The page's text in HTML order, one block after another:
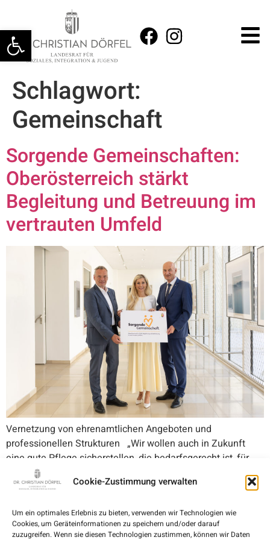
Werkzeugleiste öffnen
Cookie-Zustimmung verwalten
Um ein optimales Erlebnis zu bieten, verwenden wir Technologien wie
Cookies, um Geräteinformationen zu speichern und/oder darauf
zuzugreifen. Wenn sie diesen Technologien zustimmen, können wir Daten
Schlagwort:
Gemeinschaft
Sorgende Gemeinschaften:
Oberösterreich stärkt
Begleitung und Betreuung im
vertrauten Umfeld
Vernetzung von ehrenamtlichen Angeboten und
professionellen Strukturen „Wir wollen auch in Zukunft
eine gute Pflege sicherstellen, die bedarfsgerecht ist, für
den Einzelnen leistbar bleibt und gleichzeitig von der
öffentlichen Hand finanziert werden kann. Dieses Ziel
Unterstützung, koordiniertes Ehrenamt und persönliches
Engagement miteinander wirken. Dabei ist mir wichtig, […]